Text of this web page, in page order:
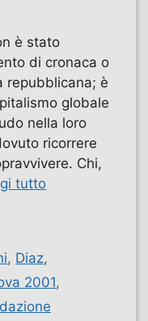
è stato
di cronaca o
repubblicana; è
globale
nella loro
ricorrere
Chi,
tutto
, Diaz,
2001,